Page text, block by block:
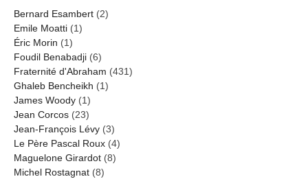
Bernard Esambert (2)
Emile Moatti (1)
Éric Morin (1)
Foudil Benabadji (6)
Fraternité d'Abraham (431)
Ghaleb Bencheikh (1)
James Woody (1)
Jean Corcos (23)
Jean-François Lévy (3)
Le Père Pascal Roux (4)
Maguelone Girardot (8)
Michel Rostagnat (8)